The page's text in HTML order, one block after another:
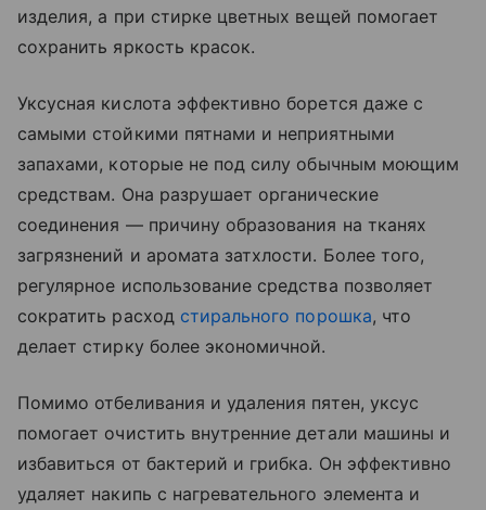
изделия, а при стирке цветных вещей помогает
сохранить яркость красок.
Уксусная кислота эффективно борется даже с
самыми стойкими пятнами и неприятными
запахами, которые не под силу обычным моющим
средствам. Она разрушает органические
соединения — причину образования на тканях
загрязнений и аромата затхлости. Более того,
регулярное использование средства позволяет
сократить расход стирального порошка, что
делает стирку более экономичной.
Помимо отбеливания и удаления пятен, уксус
помогает очистить внутренние детали машины и
избавиться от бактерий и грибка. Он эффективно
удаляет накипь с нагревательного элемента и